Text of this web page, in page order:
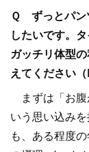
Ｑ ずっとパン
したいです。
ガッチリ体型
えてください
まずは「お腹
いう思い込み
も、ある程度